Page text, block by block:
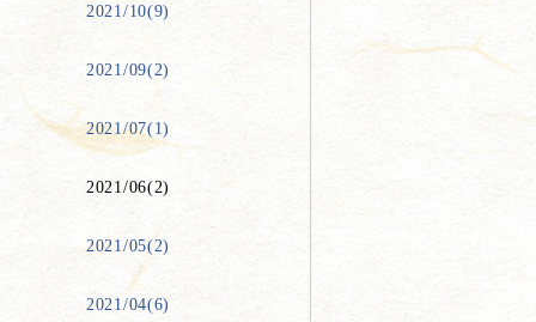
2021/10(9)
2021/09(2)
2021/07(1)
2021/06(2)
2021/05(2)
2021/04(6)